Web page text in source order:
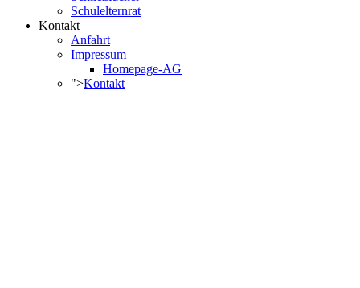
Schulelternrat
Kontakt
Anfahrt
Impressum
Homepage-AG
">Kontakt